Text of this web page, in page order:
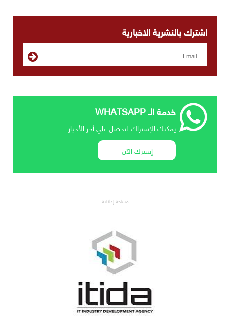
اشترك بالنشرية الاخبارية
خدمة الـ WHATSAPP
يمكنك الإشتراك لتحصل علي أخر الأخبار
إشترك الآن
مساحة إعلانية